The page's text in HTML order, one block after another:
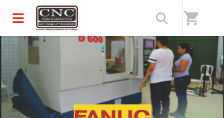
shopping_cart